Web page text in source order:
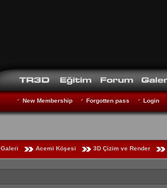
New Membership Forgotten pass Login
Galeri Acemi Köşesi 3D Çizim ve Render